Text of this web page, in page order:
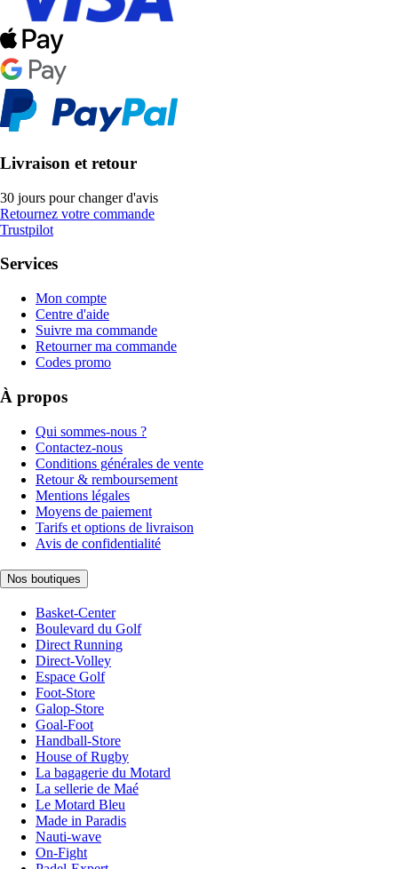
Livraison et retour
30 jours pour changer d'avis
Retournez votre commande
Trustpilot
Services
Mon compte
Centre d'aide
Suivre ma commande
Retourner ma commande
Codes promo
À propos
Qui sommes-nous ?
Contactez-nous
Conditions générales de vente
Retour & remboursement
Mentions légales
Moyens de paiement
Tarifs et options de livraison
Avis de confidentialité
Nos boutiques
Basket-Center
Boulevard du Golf
Direct Running
Direct-Volley
Espace Golf
Foot-Store
Galop-Store
Goal-Foot
Handball-Store
House of Rugby
La bagagerie du Motard
La sellerie de Maé
Le Motard Bleu
Made in Paradis
Nauti-wave
On-Fight